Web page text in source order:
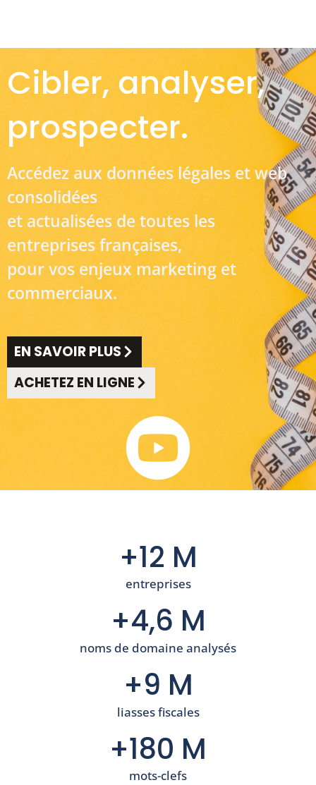
Cibler, analyser,
prospecter.
Accédez aux données légales et web
consolidées
et actualisées de toutes les
entreprises françaises,
pour vos enjeux marketing et
commerciaux.
EN SAVOIR PLUS
ACHETEZ EN LIGNE
+12 M
entreprises
+4,6 M
noms de domaine analysés
+9 M
liasses fiscales
+180 M
mots-clefs